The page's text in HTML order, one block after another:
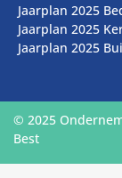
Jaarplan 2025
Jaarplan 2025
Jaarplan 2025
© 2025
Best